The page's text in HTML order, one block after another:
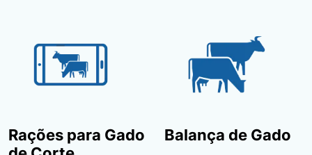
Rações para Gado
Balança de Gado